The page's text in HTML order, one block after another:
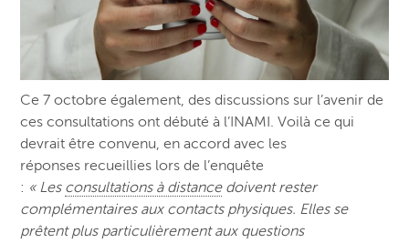
Ce 7 octobre également, des discussions sur l’avenir de
ces consultations ont débuté à l’INAMI.Voilà ce qui
devrait être convenu, en accord avec les
réponses recueillies lors de l’enquête
: « Les consultations à distancedoivent rester
complémentaires aux contacts physiques. Elles se
prêtent plus particulièrement aux questions